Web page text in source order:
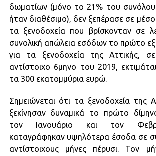
δωματίων (μόνο το 21% του
ήταν διαθέσιμο), δεν ξεπέρασε σε
τα ξενοδοχεία που βρίσκονταν σε
συνολική απώλεια εσόδων το πρώτο
για τα ξενοδοχεία της Αττικής,
αντίστοιχο 6μηνο του 2019,
τα 300 εκατομμύρια ευρώ.
Σημειώνεται ότι τα ξενοδοχεία της
ξεκίνησαν δυναμικά το πρώτο
τον Ιανουάριο και τον
καταγράφηκαν υψηλότερα έσοδα σε
αντίστοιχους μήνες πέρυσι. Τον